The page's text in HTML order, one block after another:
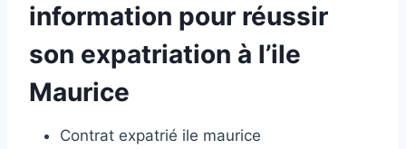
information pour réussir
son expatriation à l’ile
Maurice
Contrat expatrié ile maurice